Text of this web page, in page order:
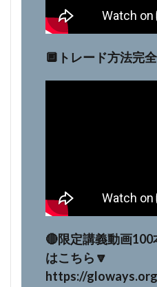
🔲トレード方法完
🔴限定講義動画
はこちら🔽
https://